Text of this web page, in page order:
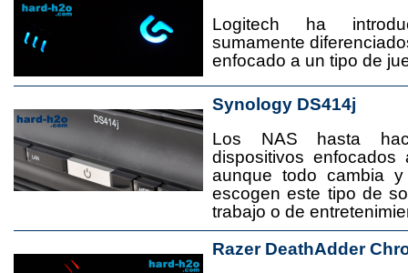
Logitech ha
sumamente
enfocado a un tipo de
Synology DS414j
Los NAS hasta
dispositivos
aunque todo cambia
escogen este tipo de
trabajo o de
Razer DeathAdder